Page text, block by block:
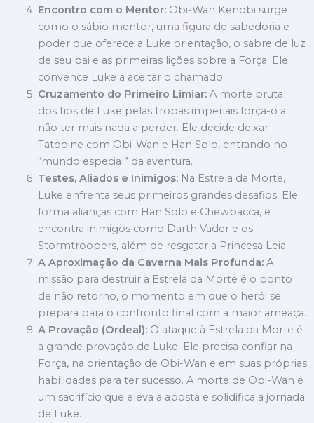
Encontro com o Mentor:Obi-Wan Kenobi surge
como o sábio mentor, uma figura de sabedoria e
poder que oferece a Luke orientação, o sabre de luz
de seu pai e as primeiras lições sobre a Força. Ele
convence Luke a aceitar o chamado.
Cruzamento do Primeiro Limiar:A morte brutal
dos tios de Luke pelas tropas imperiais força-o a
não ter mais nada a perder. Ele decide deixar
Tatooine com Obi-Wan e Han Solo, entrando no
“mundo especial” da aventura.
Testes, Aliados e Inimigos:Na Estrela da Morte,
Luke enfrenta seus primeiros grandes desafios. Ele
forma alianças com Han Solo e Chewbacca, e
encontra inimigos como Darth Vader e os
Stormtroopers, além de resgatar a Princesa Leia.
A Aproximação da Caverna Mais Profunda:A
missão para destruir a Estrela da Morte é o ponto
de não retorno, o momento em que o herói se
prepara para o confronto final com a maior ameaça.
A Provação (Ordeal):O ataque à Estrela da Morte é
a grande provação de Luke. Ele precisa confiar na
Força, na orientação de Obi-Wan e em suas próprias
habilidades para ter sucesso. A morte de Obi-Wan é
um sacrifício que eleva a aposta e solidifica a jornada
de Luke.